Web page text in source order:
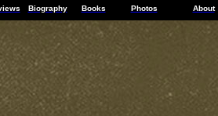
Biography Books Photos About